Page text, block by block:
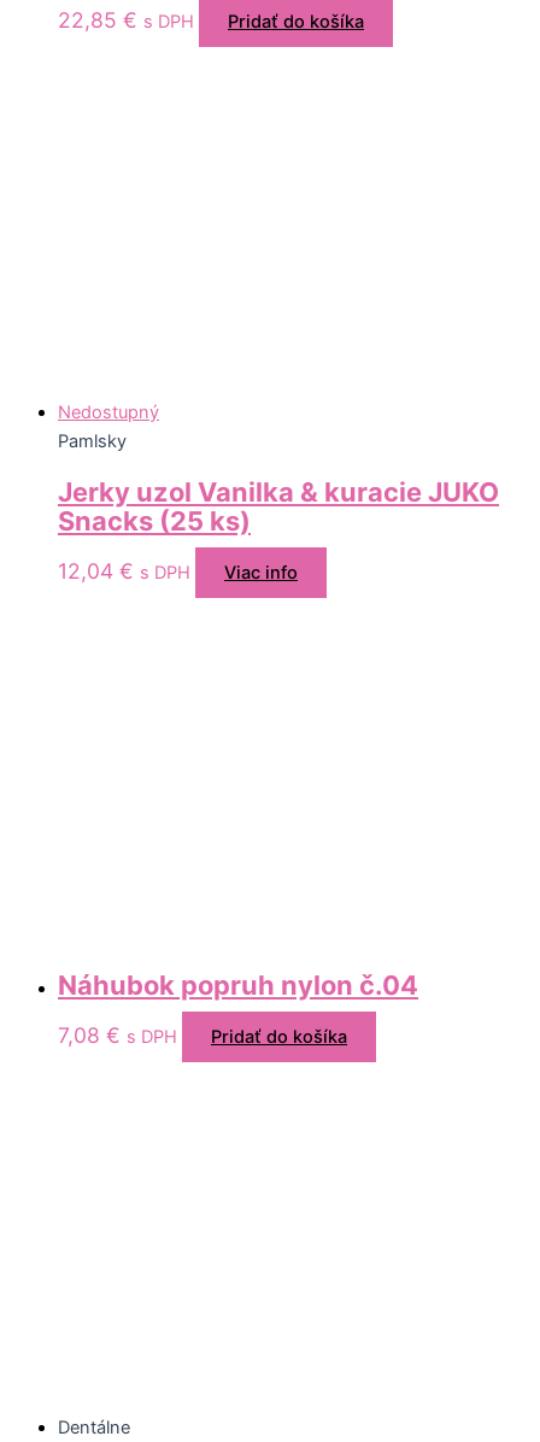
22,85 € s DPH Pridať do košíka
Nedostupný
Pamlsky
Jerky uzol Vanilka & kuracie JUKO
Snacks (25 ks)
12,04 € s DPH Viac info
Náhubok popruh nylon č.04
7,08 € s DPH Pridať do košíka
Dentálne